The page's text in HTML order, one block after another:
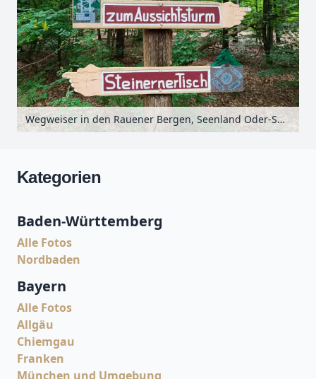
Wegweiser in den Rauener Bergen, Seenland Oder-Spree, Brandenburg, Deutschland
Kategorien
Baden-Württemberg
Alle Fotos
Nordbaden
Bayern
Alle Fotos
Allgäu
Chiemgau
Franken
München und Umgebung